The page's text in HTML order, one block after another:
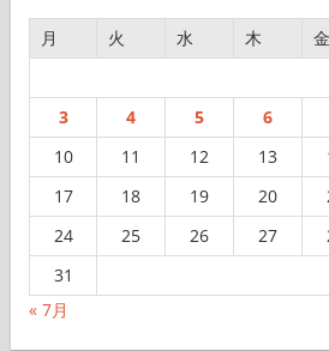
月 火 水 木 金
3
4 5 6
10
11 12 13
17
18 19 20
24
25 26 27
31
« 7月